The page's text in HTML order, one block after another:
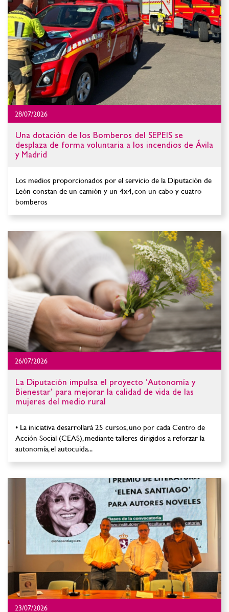
28/07/2026
Una dotación de los Bomberos del SEPEIS se
desplaza de forma voluntaria a los incendios de Ávila
y Madrid
Los medios proporcionados por el servicio de la Diputación de
León constan de un camión y un 4x4, con un cabo y cuatro
bomberos
26/07/2026
La Diputación impulsa el proyecto ‘Autonomía y
Bienestar’ para mejorar la calidad de vida de las
mujeres del medio rural
• La iniciativa desarrollará 25 cursos, uno por cada Centro de
Acción Social (CEAS), mediante talleres dirigidos a reforzar la
autonomía, el autocuida...
23/07/2026